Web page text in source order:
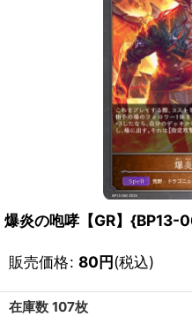
爆炎の咆哮【GR】{BP13-
販売価格: 80円(税込)
在庫数 107枚